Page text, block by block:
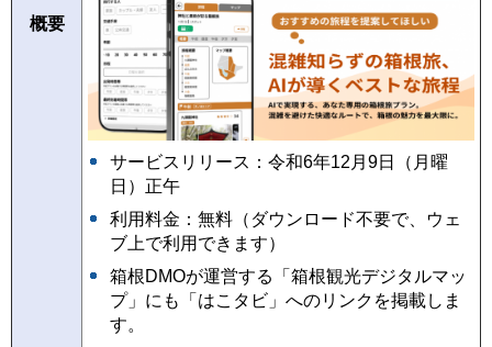
概要
サービスリリース：令和6年12月9日（月曜
日）正午
利用料金：無料（ダウンロード不要で、ウェ
ブ上で利用できます）
箱根DMOが運営する「箱根観光デジタルマッ
プ」にも「はこタビ」へのリンクを掲載しま
す。